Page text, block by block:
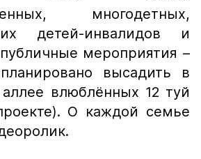
многодетных,
детей-инвалидов и
мероприятия –
высадить в
влюблённых 12 туй
О каждой семье